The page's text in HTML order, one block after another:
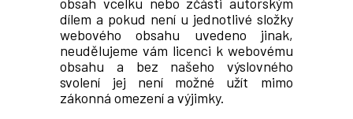
dílem a pokud není u jednotlivé složky
webového obsahu uvedeno jinak,
neudělujeme vám licenci k webovému
obsahu a bez našeho výslovného
svolení jej není možné užít mimo
zákonná omezení a výjimky.